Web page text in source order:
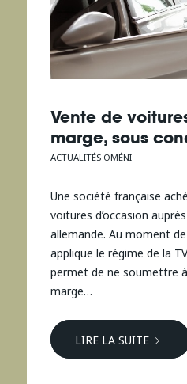
Vente de
marge, sous
ACTUALITÉS OMÉNI
Une société française
voitures d’occasion
allemande. Au moment
applique le régime de la
permet de ne soumettre
marge…
LIRE LA SUITE